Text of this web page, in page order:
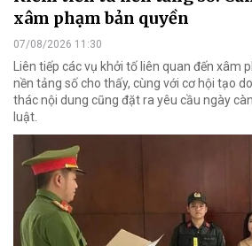
xâm phạm bản quyền
07/08/2026 11:30
Liên tiếp các vụ khởi tố liên quan đến xâm
nền tảng số cho thấy, cùng với cơ hội tạo
thác nội dung cũng đặt ra yêu cầu ngày
luật.